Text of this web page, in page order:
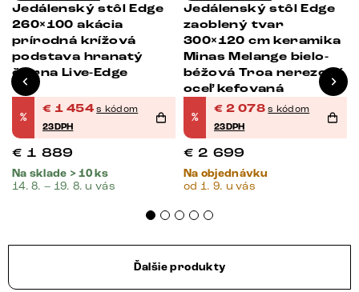
Jedálenský stôl Edge
260×100 akácia
prírodná krížová
podstava hranatý
čierna Live-Edge
%
€ 1 454 s kódom
23DPH
€ 1 889
Na sklade > 10 ks
14. 8. – 19. 8. u vás
Jedálenský stôl Edge
zaoblený tvar
300×120 cm keramika
Minas Melange bielo-
béžová Troa nerezová
oceľ kefovaná
%
€ 2 078 s kódom
23DPH
€ 2 699
Na objednávku
od 1. 9. u vás
Ďalšie produkty